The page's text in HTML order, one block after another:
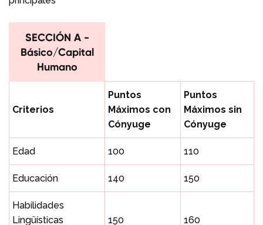
SECCIÓN A -
Básico/Capital
Humano
Criterios
Puntos
Máximos con
Cónyuge
Puntos
Máximos sin
Cónyuge
Edad 100 110
Educación 140 150
Habilidades
Lingüísticas
150 160